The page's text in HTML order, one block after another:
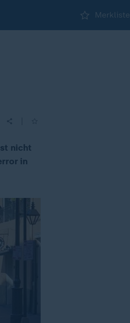
Merkliste
nicht
in